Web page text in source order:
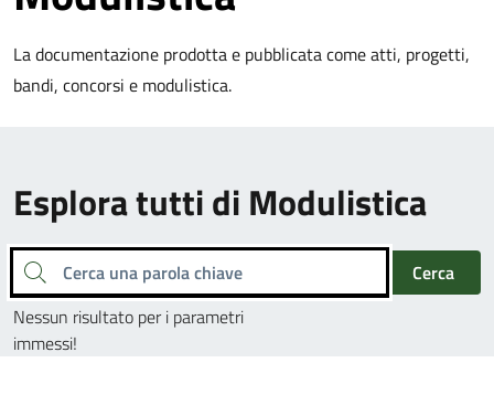
La documentazione prodotta e pubblicata come atti, progetti,
bandi, concorsi e modulistica.
Esplora tutti di Modulistica
Cerca una parola chiave
Cerca
Nessun risultato per i parametri
immessi!